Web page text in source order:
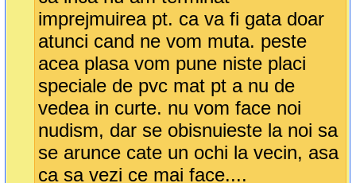
imprejmuirea pt. ca va fi gata doar
atunci cand ne vom muta. peste
acea plasa vom pune niste placi
speciale de pvc mat pt a nu de
vedea in curte. nu vom face noi
nudism, dar se obisnuieste la noi sa
se arunce cate un ochi la vecin, asa
ca sa vezi ce mai face....